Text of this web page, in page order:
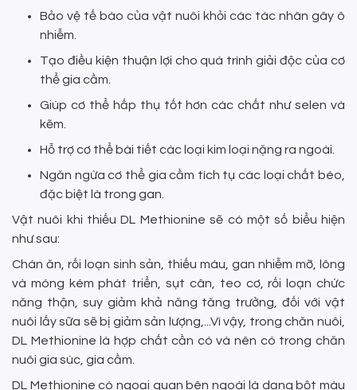
Bảo vệ tế bào của vật nuôi khỏi các tác nhân gây ô
nhiễm.
Tạo điều kiện thuận lợi cho quá trình giải độc của cơ
thể gia cầm.
Giúp cơ thể hấp thụ tốt hơn các chất như selen và
kẽm.
Hỗ trợ cơ thể bài tiết các loại kim loại nặng ra ngoài.
Ngăn ngừa cơ thể gia cầm tích tụ các loại chất béo,
đặc biệt là trong gan.
Vật nuôi khi thiếu DL Methionine sẽ có một số biểu hiện
như sau:
Chán ăn, rối loạn sinh sản, thiếu máu, gan nhiễm mỡ, lông
và móng kém phát triển, sụt cân, teo cơ, rối loạn chức
năng thận, suy giảm khả năng tăng trưởng, đối với vật
nuôi lấy sữa sẽ bị giảm sản lượng,...Vì vậy, trong chăn nuôi,
DL Methionine là hợp chất cần có và nên có trong chăn
nuôi gia súc, gia cầm.
DL Methionine có ngoại quan bên ngoài là dạng bột màu